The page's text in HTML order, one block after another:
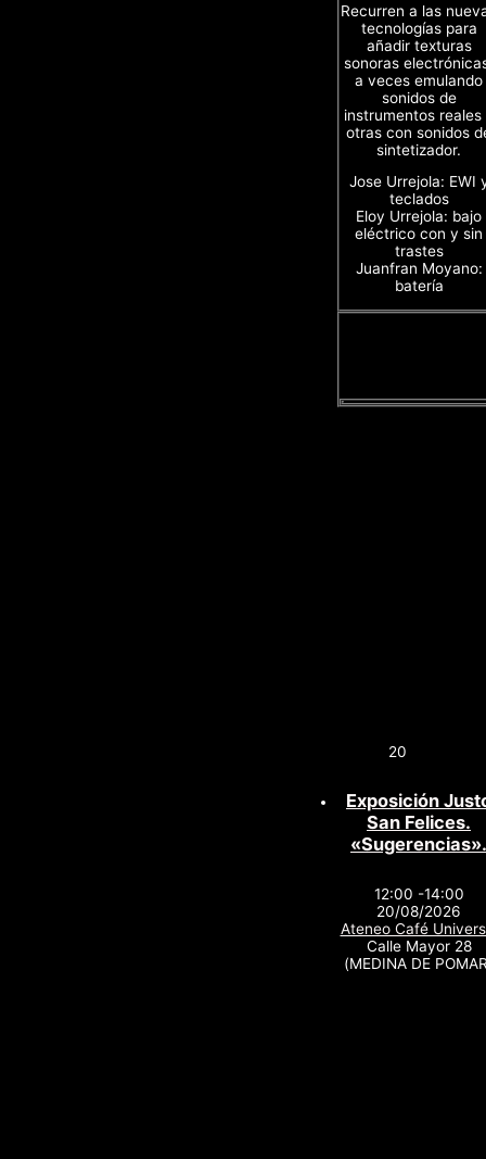
Recurren a las
tecnologías para
añadir texturas
sonoras
a veces emulando
sonidos de
instrumentos reales
otras con sonidos
sintetizador.
Jose Urrejola: EWI
teclados
Eloy Urrejola: bajo
eléctrico con y sin
trastes
Juanfran Moyano:
batería
20
Exposición
San Felices.
«Sugerencias».
12:00 -14:00
20/08/2026
Ateneo Café
Calle Mayor 28
(MEDINA DE